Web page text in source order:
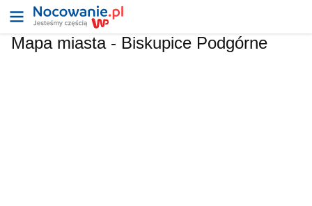
Mapa miasta - Biskupice Podgórne